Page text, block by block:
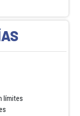
límites